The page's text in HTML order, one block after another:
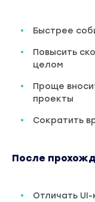
Быстрее
Повысить
целом
Проще
проекты
Сократить
После
Отличать